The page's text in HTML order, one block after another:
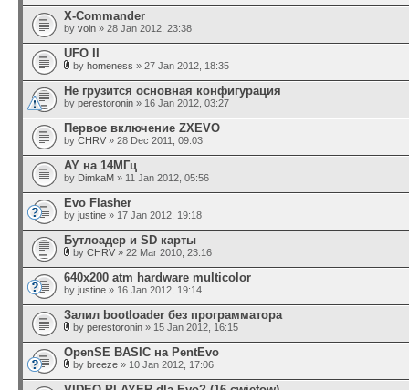
X-Commander
by voin » 28 Jan 2012, 23:38
UFO II
by homeness » 27 Jan 2012, 18:35
Не грузится основная конфигурация
by perestoronin » 16 Jan 2012, 03:27
Первое включение ZXEVO
by CHRV » 28 Dec 2011, 09:03
AY на 14МГц
by DimkaM » 11 Jan 2012, 05:56
Evo Flasher
by justine » 17 Jan 2012, 19:18
Бутлоадер и SD карты
by CHRV » 22 Mar 2010, 23:16
640x200 atm hardware multicolor
by justine » 16 Jan 2012, 19:14
Залил bootloader без программатора
by perestoronin » 15 Jan 2012, 16:15
OpenSE BASIC на PentEvo
by breeze » 10 Jan 2012, 17:06